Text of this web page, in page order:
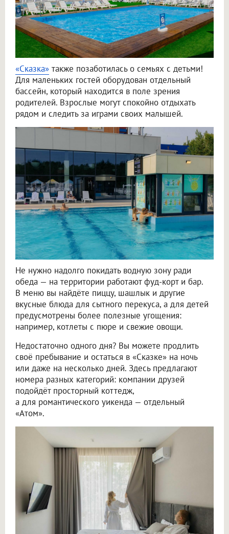
«Сказка» также позаботилась о семьях с детьми!
Для маленьких гостей оборудован отдельный
бассейн, который находится в поле зрения
родителей. Взрослые могут спокойно отдыхать
рядом и следить за играми своих малышей.
Не нужно надолго покидать водную зону ради
обеда — на территории работают фуд-корт и бар.
В меню вы найдёте пиццу, шашлык и другие
вкусные блюда для сытного перекуса, а для детей
предусмотрены более полезные угощения:
например, котлеты с пюре и свежие овощи.
Недостаточно одного дня? Вы можете продлить
своё пребывание и остаться в «Сказке» на ночь
или даже на несколько дней. Здесь предлагают
номера разных категорий: компании друзей
подойдёт просторный коттедж,
а для романтического уикенда — отдельный
«Атом».